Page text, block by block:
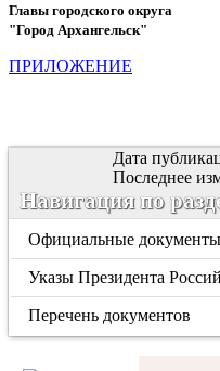
Главы городского округа
"Город Архангельск"
ПРИЛОЖЕНИЕ
Дата
Последнее
Навигация по
Официальные документы
Указы Президента
Перечень документов